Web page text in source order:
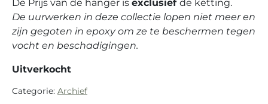
De Prijs van de hanger is exclusief de ketting.
De uurwerken in deze collectie lopen niet meer en
zijn gegoten in epoxy om ze te beschermen tegen
vocht en beschadigingen.
Uitverkocht
Categorie: Archief